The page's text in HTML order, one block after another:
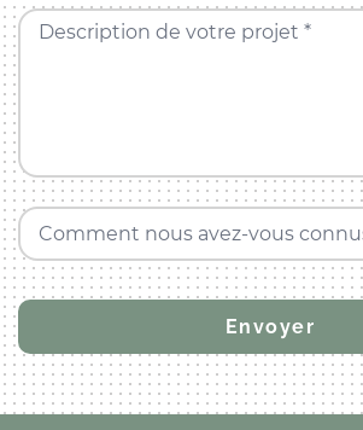
Description de votre projet *
Comment nous avez-vous